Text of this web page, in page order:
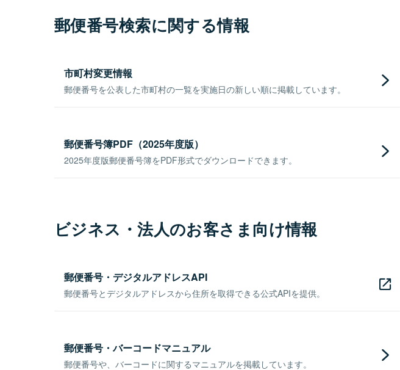
郵便番号検索に関する情報
市町村変更情報
郵便番号を公表した市町村の一覧を実施日の新しい順に掲載しています。
郵便番号簿PDF（2025年度版）
2025年度版郵便番号簿をPDF形式でダウンロードできます。
ビジネス・法人のお客さま向け情報
郵便番号・デジタルアドレスAPI
郵便番号とデジタルアドレスから住所を取得できる公式APIを提供。
郵便番号・バーコードマニュアル
郵便番号や、バーコードに関するマニュアルを掲載しています。